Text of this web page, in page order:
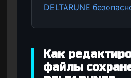
DELTARUNE
Как
файлы